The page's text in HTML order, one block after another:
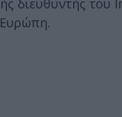
διευθυντής
Ευρώπη.